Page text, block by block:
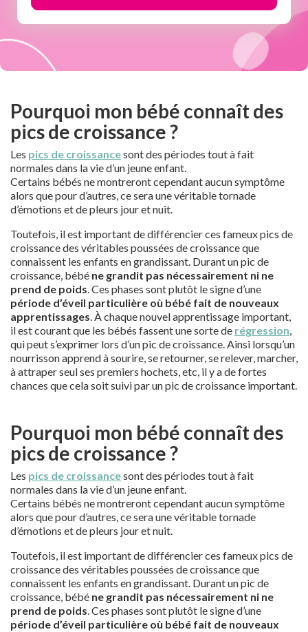
Pourquoi mon bébé connaît des
pics de croissance ?
Les pics de croissancesont des périodes tout à fait
normales dans la vie d’un jeune enfant.
Certains bébés ne montreront cependant aucun symptôme
alors que pour d’autres, ce sera une véritable tornade
d’émotions et de pleurs jour et nuit.
Toutefois, il est important de différencier ces fameux pics de
croissance des véritables poussées de croissance que
connaissent les enfants en grandissant. Durant un pic de
croissance, bébé ne grandit pas nécessairement ni ne
prend de poids . Ces phases sont plutôt le signe d’une
période d’éveil particulière où bébé fait de nouveaux
apprentissages . À chaque nouvel apprentissage important,
il est courant que les bébés fassent une sorte de régression
qui peut s’exprimer lors d’un pic de croissance. Ainsi lorsqu’un
nourrisson apprend à sourire, se retourner, se relever, marcher,
à attraper seul ses premiers hochets, etc, il y a de fortes
chances que cela soit suivi par un pic de croissance important.
Pourquoi mon bébé connaît des
pics de croissance ?
Les pics de croissancesont des périodes tout à fait
normales dans la vie d’un jeune enfant.
Certains bébés ne montreront cependant aucun symptôme
alors que pour d’autres, ce sera une véritable tornade
d’émotions et de pleurs jour et nuit.
Toutefois, il est important de différencier ces fameux pics de
croissance des véritables poussées de croissance que
connaissent les enfants en grandissant. Durant un pic de
croissance, bébé ne grandit pas nécessairement ni ne
prend de poids . Ces phases sont plutôt le signe d’une
période d’éveil particulière où bébé fait de nouveaux